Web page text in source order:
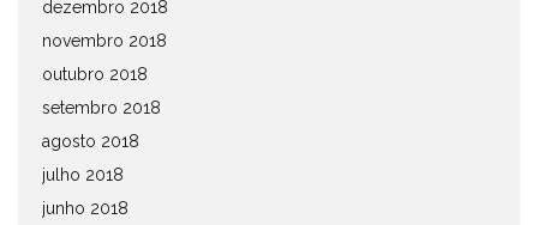
dezembro 2018
novembro 2018
outubro 2018
setembro 2018
agosto 2018
julho 2018
junho 2018